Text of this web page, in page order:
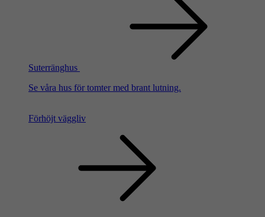
Suterränghus
Se våra hus för tomter med brant lutning.
Förhöjt väggliv